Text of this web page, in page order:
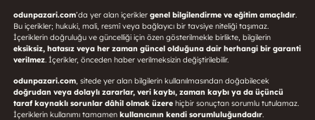
odunpazari.com’da yer alan içerikler genel bilgilendirme ve eğitim amaçlıdır.
Bu içerikler; hukuki, mali, resmî veya bağlayıcı bir tavsiye niteliği taşımaz.
İçeriklerin doğruluğu ve güncelliği için özen gösterilmekle birlikte, bilgilerin
eksiksiz, hatasız veya her zaman güncel olduğuna dair herhangi bir garanti
verilmez. İçerikler, önceden haber verilmeksizin değiştirilebilir.
odunpazari.com, sitede yer alan bilgilerin kullanılmasından doğabilecek
doğrudan veya dolaylı zararlar, veri kaybı, zaman kaybı ya da üçüncü
taraf kaynaklı sorunlar dâhil olmak üzerehiçbir sonuçtan sorumlu tutulamaz.
İçeriklerin kullanımı tamamen kullanıcının kendi sorumluluğundadır.